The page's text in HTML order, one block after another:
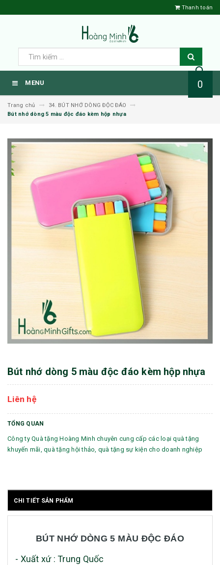
Thanh toán
MENU 0
Trang chủ
34. BÚT NHỚ DÒNG ĐỘC ĐÁO
Bút nhớ dòng 5 màu độc đáo kèm hộp nhựa
Bút nhớ dòng 5 màu độc đáo kèm hộp nhựa
Liên hệ
TỔNG QUAN
Công ty Quà tặng Hoàng Minh chuyên cung cấp các loại quà tặng
khuyến mãi, quà tặng hội thảo, quà tặng sự kiện cho doanh nghiệp
CHI TIẾT SẢN PHẨM
BÚT NHỚ DÒNG 5 MÀU ĐỘC ĐÁO
- Xuất xứ : Trung Quốc